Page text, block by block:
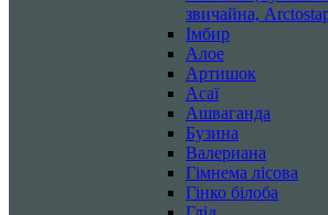
звичайна,
Імбир
Алое
Артишок
Асаї
Ашваганда
Бузина
Валериана
Гімнема лісова
Гінко білоба